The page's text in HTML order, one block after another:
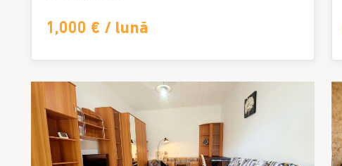
1,000 € / lună